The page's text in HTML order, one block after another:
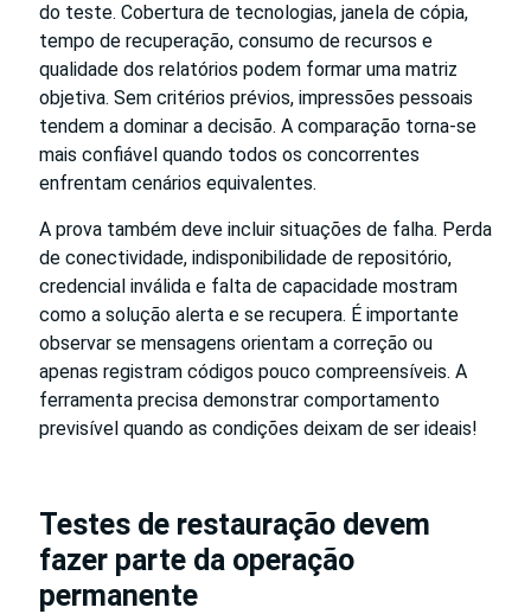
do teste. Cobertura de tecnologias, janela de cópia,
tempo de recuperação, consumo de recursos e
qualidade dos relatórios podem formar uma matriz
objetiva. Sem critérios prévios, impressões pessoais
tendem a dominar a decisão. A comparação torna-se
mais confiável quando todos os concorrentes
enfrentam cenários equivalentes.
A prova também deve incluir situações de falha. Perda
de conectividade, indisponibilidade de repositório,
credencial inválida e falta de capacidade mostram
como a solução alerta e se recupera. É importante
observar se mensagens orientam a correção ou
apenas registram códigos pouco compreensíveis. A
ferramenta precisa demonstrar comportamento
previsível quando as condições deixam de ser ideais!
Testes de restauração devem
fazer parte da operação
permanente